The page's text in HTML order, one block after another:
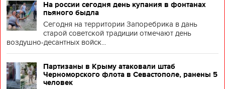
На россии сегодня день купания в фонтанах
пьяного быдла
Сегодня на территории Запоребрика в дань
старой советской традиции отмечают день
воздушно-десантных войск...
Партизаны в Крыму атаковали штаб
Черноморского флота в Севастополе, ранены 5
человек